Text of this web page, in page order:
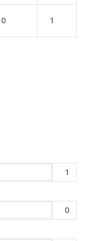
0 1
1
0